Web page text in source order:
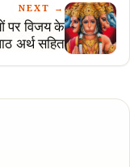
NEXT →
पर विजय के
अर्थ सहित